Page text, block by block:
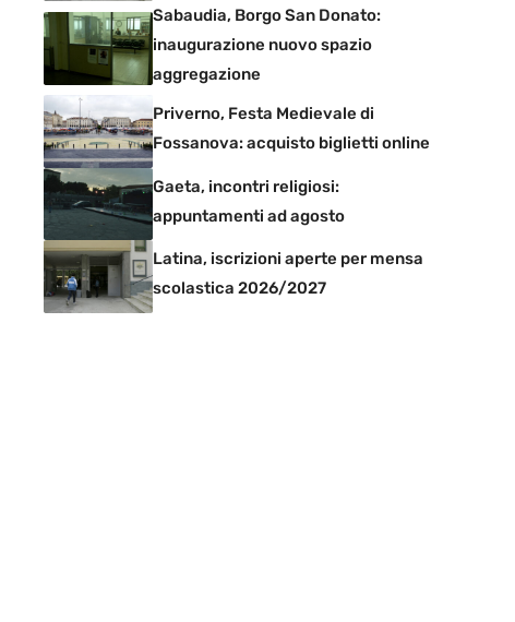
Sabaudia, Borgo San Donato:
inaugurazione nuovo spazio
aggregazione
Priverno, Festa Medievale di
Fossanova: acquisto biglietti online
Gaeta, incontri religiosi:
appuntamenti ad agosto
Latina, iscrizioni aperte per mensa
scolastica 2026/2027